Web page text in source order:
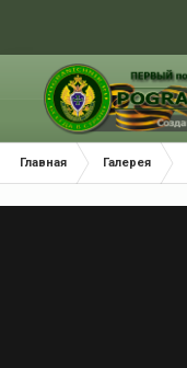
Главная Галерея